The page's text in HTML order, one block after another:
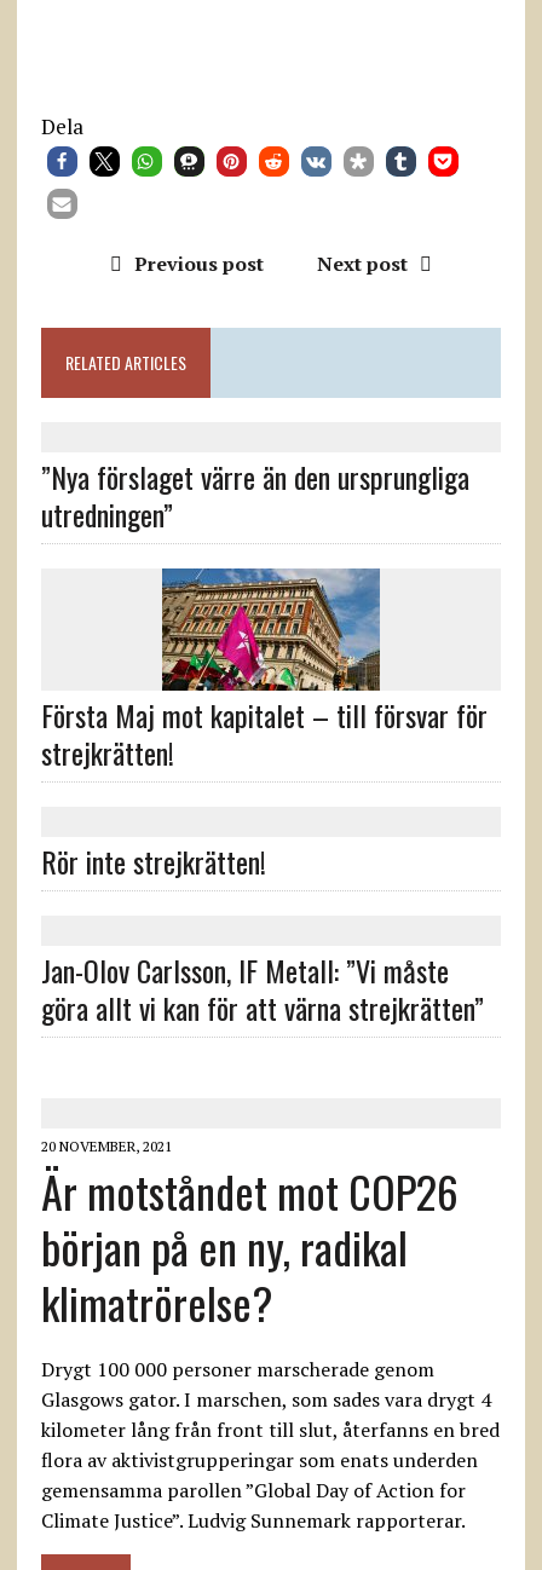
Dela
Previous post Next post
RELATED ARTICLES
”Nya förslaget värre än den ursprungliga
utredningen”
Första Maj mot kapitalet – till försvar för
strejkrätten!
Rör inte strejkrätten!
Jan-Olov Carlsson, IF Metall: ”Vi måste
göra allt vi kan för att värna strejkrätten”
20 NOVEMBER, 2021
Är motståndet mot COP26
början på en ny, radikal
klimatrörelse?
Drygt 100 000 personer marscherade genom
Glasgows gator. I marschen, som sades vara drygt 4
kilometer lång från front till slut, återfanns en bred
flora av aktivistgrupperingar som enats underden
gemensamma parollen ”Global Day of Action for
Climate Justice”. Ludvig Sunnemark rapporterar.